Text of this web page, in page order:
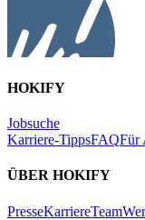
HOKIFY
Jobsuche
Karriere-TippsFAQFür
ÜBER HOKIFY
PresseKarriereTeam